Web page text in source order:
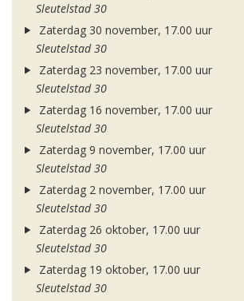
Sleutelstad 30
Zaterdag 30 november, 17.00 uur
Sleutelstad 30
Zaterdag 23 november, 17.00 uur
Sleutelstad 30
Zaterdag 16 november, 17.00 uur
Sleutelstad 30
Zaterdag 9 november, 17.00 uur
Sleutelstad 30
Zaterdag 2 november, 17.00 uur
Sleutelstad 30
Zaterdag 26 oktober, 17.00 uur
Sleutelstad 30
Zaterdag 19 oktober, 17.00 uur
Sleutelstad 30